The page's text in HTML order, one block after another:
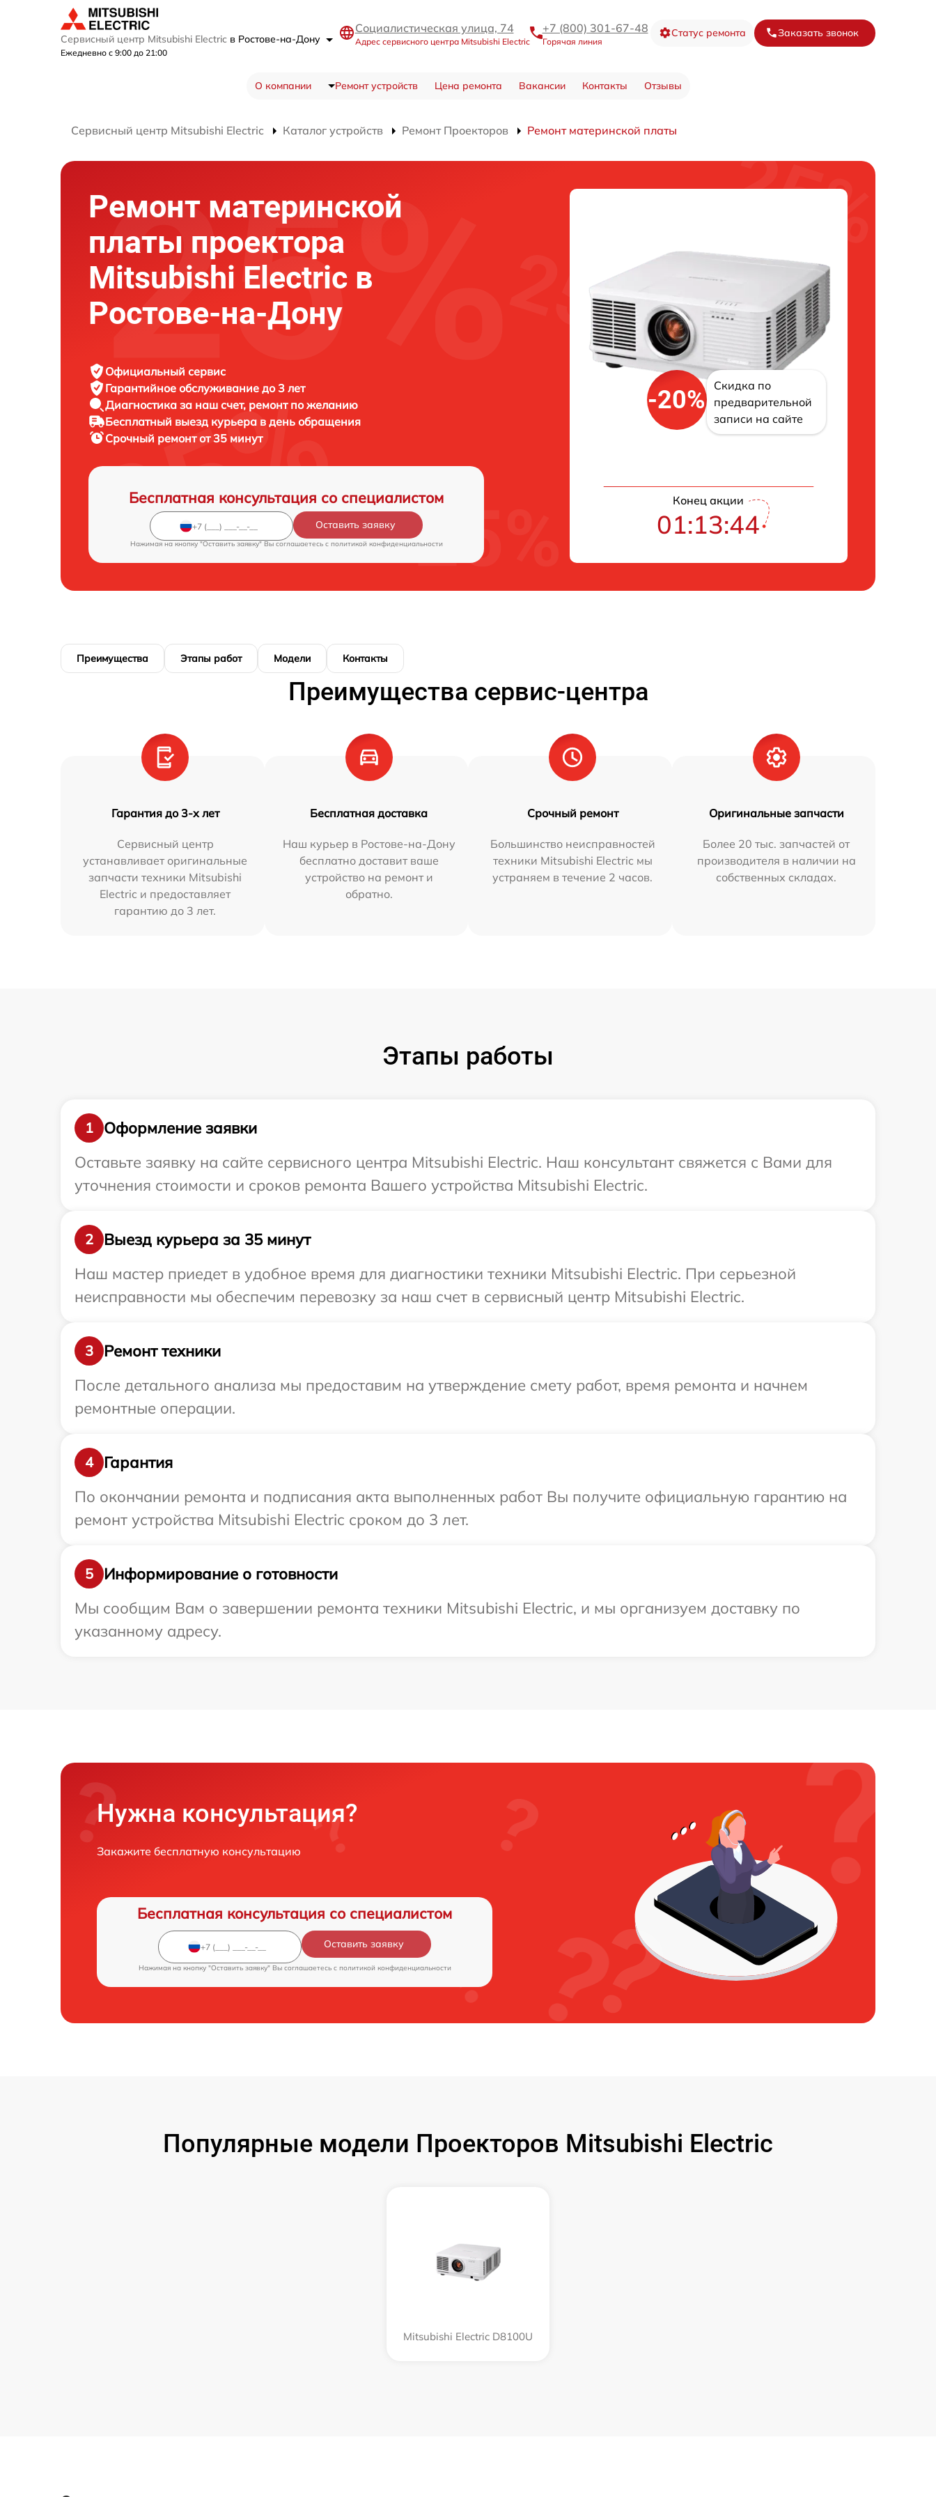
Сервисный центр Mitsubishi Electric в Ростове-на-Дону
Ежедневно с 9:00 до 21:00
Социалистическая улица, 74
Адрес сервисного центра Mitsubishi Electric
+7 (800) 301-67-48
Горячая линия
Статус ремонта Заказать звонок
О компании Ремонт устройств Цена ремонта Вакансии Контакты Отзывы
Сервисный центр Mitsubishi Electric Каталог устройств Ремонт Проекторов Ремонт материнской платы
Ремонт материнской
платы проектора
Mitsubishi Electric в
Ростове-на-Дону
Официальный сервис
Гарантийное обслуживание до 3 лет
Диагностика за наш счет, ремонт по желанию
Бесплатный выезд курьера в день обращения
Срочный ремонтот 35 минут
Бесплатная консультация со специалистом
Оставить заявку
Нажимая на кнопку "Оставить заявку" Вы соглашаетесь c политикой конфиденциальности
-20%
Скидка по
предварительной
записи на сайте
Конец акции
01:13:43
Преимущества Этапы работ Модели Контакты
Преимущества сервис-центра
Гарантия до 3-х лет
Сервисный центр
устанавливает оригинальные
запчасти техники Mitsubishi
Electric и предоставляет
гарантию до 3 лет.
Бесплатная доставка
Наш курьер в Ростове-на-Дону
бесплатно доставит ваше
устройство на ремонт и
обратно.
Срочный ремонт
Большинство неисправностей
техники Mitsubishi Electric мы
устраняем в течение 2 часов.
Оригинальные запчасти
Более 20 тыс. запчастей от
производителя в наличии на
собственных складах.
Этапы работы
1
Оформление заявки
Оставьте заявку на сайте сервисного центра Mitsubishi Electric. Наш консультант свяжется с Вами для
уточнения стоимости и сроков ремонта Вашего устройства Mitsubishi Electric.
2
Выезд курьера за 35 минут
Наш мастер приедет в удобное время для диагностики техники Mitsubishi Electric. При серьезной
неисправности мы обеспечим перевозку за наш счет в сервисный центр Mitsubishi Electric.
3
Ремонт техники
После детального анализа мы предоставим на утверждение смету работ, время ремонта и начнем
ремонтные операции.
4
Гарантия
По окончании ремонта и подписания акта выполненных работ Вы получите официальную гарантию на
ремонт устройства Mitsubishi Electric сроком до 3 лет.
5
Информирование о готовности
Мы сообщим Вам о завершении ремонта техники Mitsubishi Electric, и мы организуем доставку по
указанному адресу.
Нужна консультация?
Закажите бесплатную консультацию
Бесплатная консультация со специалистом
Оставить заявку
Нажимая на кнопку "Оставить заявку" Вы соглашаетесь c политикой конфиденциальности
Популярные модели Проекторов Mitsubishi Electric
Mitsubishi Electric D8100U